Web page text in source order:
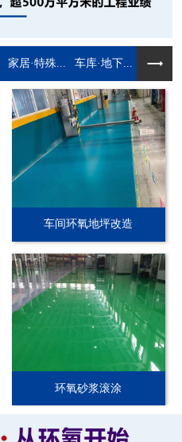
家居·特殊... 车库·地下...
车间环氧地坪改造
环氧砂浆滚涂